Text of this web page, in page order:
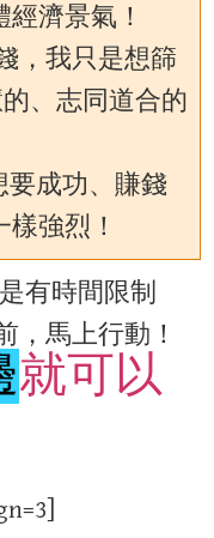
濟景氣！
，我只是想篩
、志同道合的
要成功、賺錢
強烈！
有時間限制
，馬上行動！
就可以